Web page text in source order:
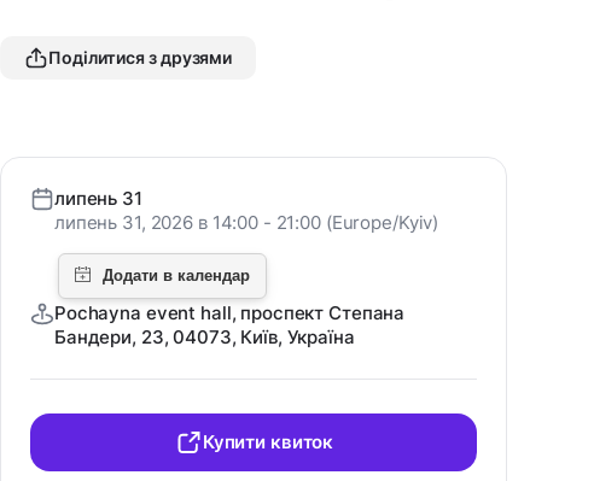
Поділитися з друзями
липень 31
липень 31, 2026 в 14:00 - 21:00 (Europe/Kyiv)
Pochayna event hall, проспект Степана
Бандери, 23, 04073, Київ, Україна
Купити квиток